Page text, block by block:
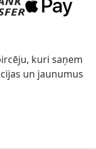
kuri saņem
un jaunumus